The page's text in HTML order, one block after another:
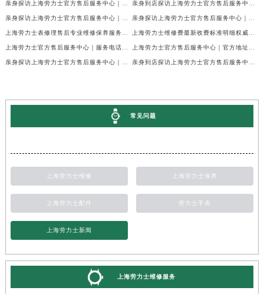
常见问题
上海劳力士维修 上海劳力士保养
上海劳力士配件 劳力士手表
上海劳力士新闻
上海劳力士维修服务